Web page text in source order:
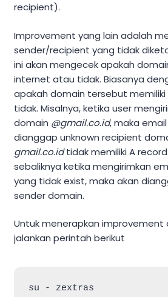
recipient).
Improvement yang lain adalah
sender/recipient yang tidak
ini akan mengecek apakah
internet atau tidak. Biasanya
apakah domain tersebut
tidak. Misalnya, ketika user
domain @gmail.co.id, maka
dianggap unknown recipient
gmail.co.idtidak memiliki A
sebaliknya ketika mengirimkan
yang tidak exist, maka akan
sender domain.
Untuk menerapkan improvement
jalankan perintah berikut
su - zextras